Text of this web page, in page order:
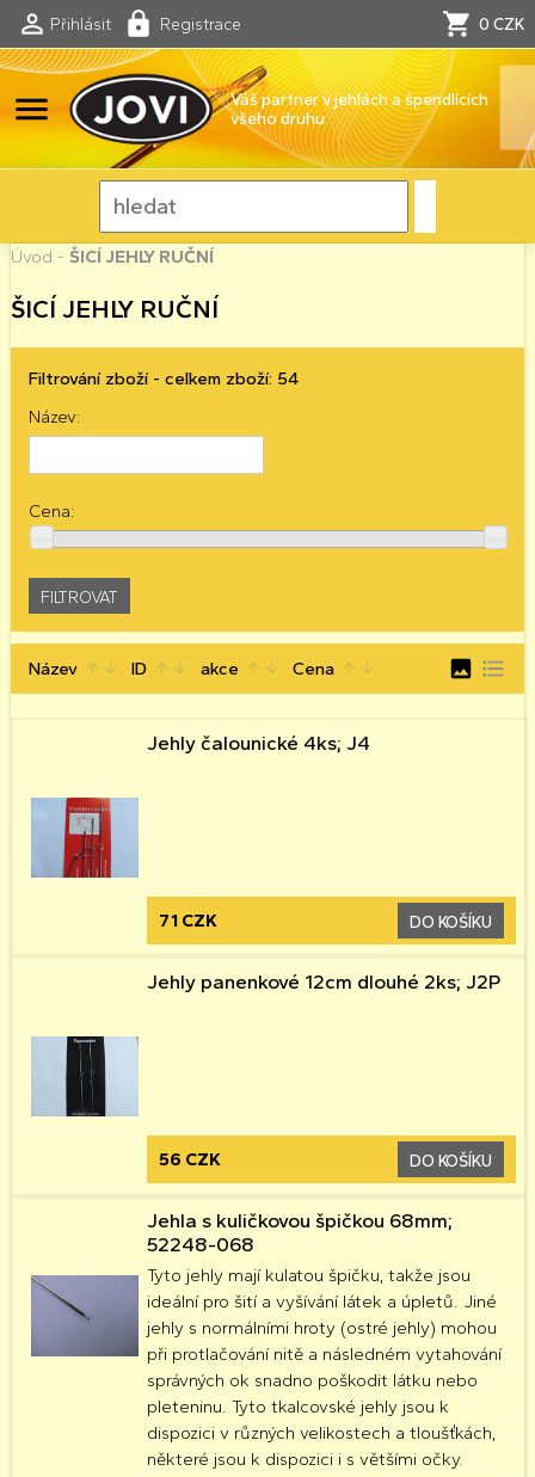
Přihlásit Registrace 0 CZK
menu
Váš partner v jehlách a špendlících
všeho druhu
Úvod - ŠICÍ JEHLY RUČNÍ
ŠICÍ JEHLY RUČNÍ
Filtrování zboží - celkem zboží: 54
Název:
Cena:
Název arrow_upward arrow_downward ID arrow_upward arrow_downward akce arrow_upward arrow_downward Cena arrow_upward arrow_downward image format_list_bulleted
Jehly čalounické 4ks; J4
71 CZK DO KOŠÍKU
Jehly panenkové 12cm dlouhé 2ks; J2P
56 CZK DO KOŠÍKU
Jehla s kuličkovou špičkou 68mm;
52248-068
Tyto jehly mají kulatou špičku, takže jsou
ideální pro šití a vyšívání látek a úpletů. Jiné
jehly s normálními hroty (ostré jehly) mohou
při protlačování nitě a následném vytahování
správných ok snadno poškodit látku nebo
pleteninu. Tyto tkalcovské jehly jsou k
dispozici v různých velikostech a tloušťkách,
některé jsou k dispozici i s většími očky.